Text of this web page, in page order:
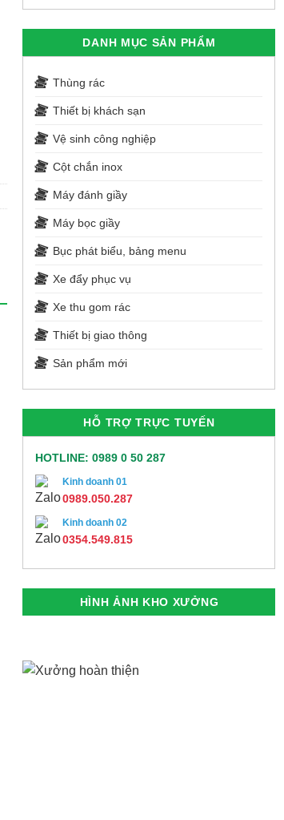
DANH MỤC SẢN PHẨM
Thùng rác
Thiết bị khách sạn
Vệ sinh công nghiệp
Cột chắn inox
Máy đánh giầy
Máy bọc giầy
Bục phát biểu, bảng menu
Xe đẩy phục vụ
Xe thu gom rác
Thiết bị giao thông
Sản phẩm mới
HỖ TRỢ TRỰC TUYẾN
HOTLINE: 0989 0 50 287
Kinh doanh 01
0989.050.287
Kinh doanh 02
0354.549.815
HÌNH ẢNH KHO XƯỞNG